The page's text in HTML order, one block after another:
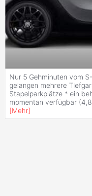
Nur 5 Gehminuten vom
gelangen mehrere
Stapelparkplätze * ein
momentan verfügbar
[Mehr]